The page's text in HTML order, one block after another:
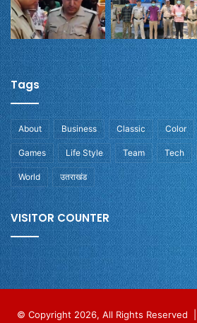
Tags
About Business Classic Color
Games Life Style Team Tech
World उतराखंड
VISITOR COUNTER
© Copyright 2026, All Rights Reserved |